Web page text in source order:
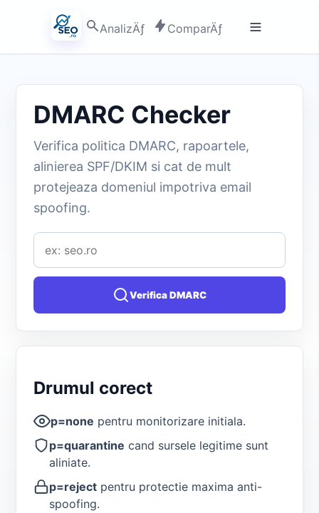
AnalizÄƒ ComparÄƒ
DMARC Checker
Verifica politica DMARC, rapoartele,
alinierea SPF/DKIM si cat de mult
protejeaza domeniul impotriva email
spoofing.
Verifica DMARC
Drumul corect
p=none pentru monitorizare initiala.
p=quarantine cand sursele legitime sunt
aliniate.
p=rejectpentru protectie maxima anti-
spoofing.